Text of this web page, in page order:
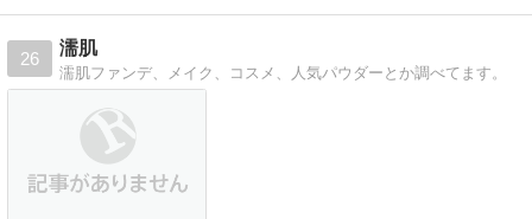
26
濡肌
濡肌ファンデ、メイク、コスメ、人気パウダーとか調べてます。